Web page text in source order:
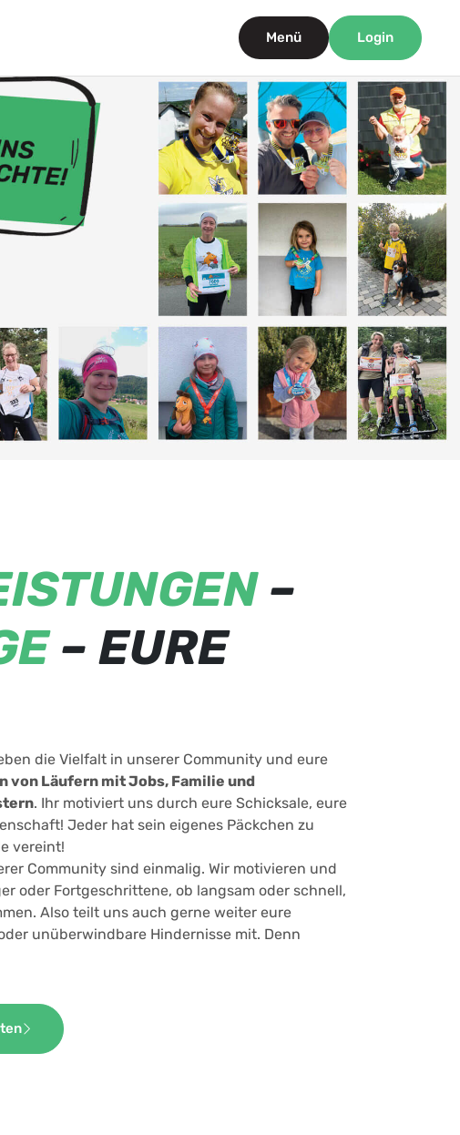
Menü Login
–
– EURE
die Vielfalt in unserer Community und eure
von Läufern mit Jobs, Familie und
. Ihr motiviert uns durch eure Schicksale, eure
Jeder hat sein eigenes Päckchen zu
vereint!
Community sind einmalig. Wir motivieren und
oder Fortgeschrittene, ob langsam oder schnell,
Also teilt uns auch gerne weiter eure
unüberwindbare Hindernisse mit. Denn